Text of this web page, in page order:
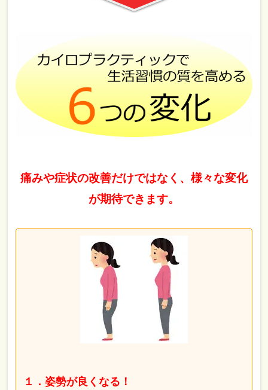
痛みや症状の改善だけではなく、様々な変化
が期待できます。
１．姿勢が良くなる！